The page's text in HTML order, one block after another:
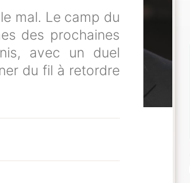
mal. Le camp du
des prochaines
avec un duel
du fil à retordre